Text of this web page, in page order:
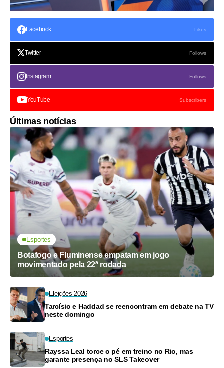
Facebook Likes
Twitter Follows
Instagram Follows
YouTube Subscribers
Últimas notícias
Esportes
Botafogo e Fluminense empatam em jogo
movimentado pela 22ª rodada
Eleições 2026
Tarcísio e Haddad se reencontram em debate na TV
neste domingo
Esportes
Rayssa Leal torce o pé em treino no Rio, mas
garante presença no SLS Takeover